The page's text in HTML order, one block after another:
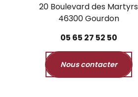
20 Boulevard des Martyrs
46300 Gourdon
05 65 27 52 50
Nous contacter